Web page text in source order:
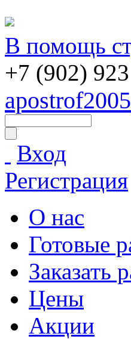
В помощь
+7 (902)
Вход
Регистрация
О нас
Готовые
Заказать
Цены
Акции